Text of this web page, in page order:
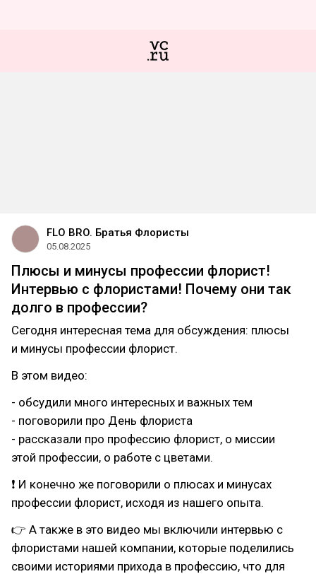
FLO BRO. Братья Флористы
05.08.2025
Плюсы и минусы профессии флорист!
Интервью с флористами! Почему они так
долго в профессии?
Сегодня интересная тема для обсуждения: плюсы
и минусы профессии флорист.
В этом видео:
- обсудили много интересных и важных тем
- поговорили про День флориста
- рассказали про профессию флорист, о миссии
этой профессии, о работе с цветами.
❗ И конечно же поговорили о плюсах и минусах
профессии флорист, исходя из нашего опыта.
👉 А также в это видео мы включили интервью с
флористами нашей компании, которые поделились
своими историями прихода в профессию, что для